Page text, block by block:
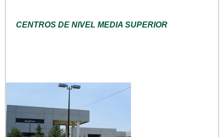
CENTROS DE NIVEL MEDIA SUPERIOR